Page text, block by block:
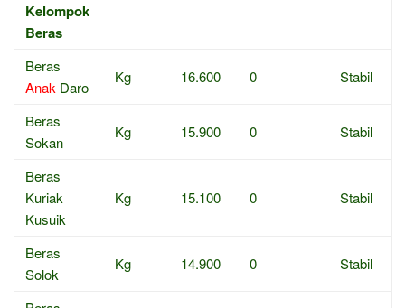
Kelompok
Beras
Beras
Anak Daro
Kg 16.600 0 Stabil
Beras
Sokan
Kg 15.900 0 Stabil
Beras
Kuriak
Kusuik
Kg 15.100 0 Stabil
Beras
Solok
Kg 14.900 0 Stabil